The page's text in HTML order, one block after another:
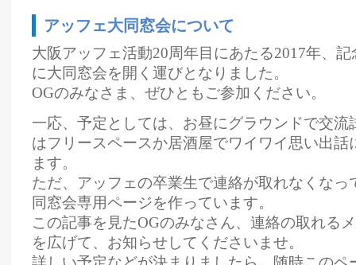
アッフェ大同窓会について
大阪アッフェ活動20周年目にあたる2017年、
に大同窓会を開く運びとなりました。
OGのみなさま、ぜひともご参加ください。
一応、予定としては、お昼にグラウンドで交流
はフリースペースか居酒屋でワイワイ思い出話
ます。
ただ、アッフェの卒業生で連絡が取れなくなっ
同窓会専用ページを作っています。
この記事を見たOGのみなさん、連絡の取れる
を広げて、お知らせしてくださいませ。